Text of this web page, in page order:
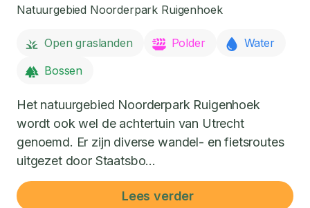
Natuurgebied Noorderpark Ruigenhoek
Open graslanden Polder
Water
Bossen
Het natuurgebied Noorderpark Ruigenhoek
wordt ook wel de achtertuin van Utrecht
genoemd. Er zijn diverse wandel- en fietsroutes
uitgezet door Staatsbo...
Lees verder